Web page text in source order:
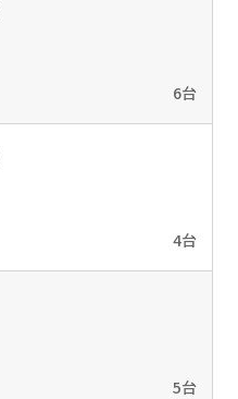
6台
4台
5台